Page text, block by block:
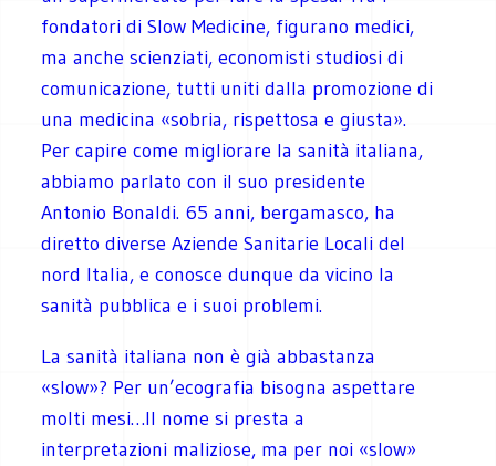
fondatori di Slow Medicine, figurano medici,
ma anche scienziati, economisti studiosi di
comunicazione, tutti uniti dalla promozione di
una medicina «sobria, rispettosa e giusta».
Per capire come migliorare la sanità italiana,
abbiamo parlato con il suo presidente
Antonio Bonaldi. 65 anni, bergamasco, ha
diretto diverse Aziende Sanitarie Locali del
nord Italia, e conosce dunque da vicino la
sanità pubblica e i suoi problemi.
La sanità italiana non è già abbastanza
«slow»? Per un’ecografia bisogna aspettare
molti mesi…Il nome si presta a
interpretazioni maliziose, ma per noi «slow»